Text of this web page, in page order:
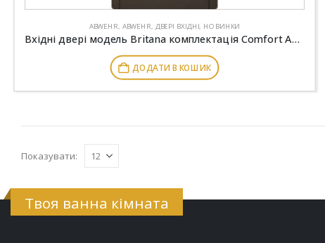
ABWEHR, ABWEHR, ДВЕРІ ВХІДНІ, НОВИНКИ
Вхідні двері модель Britana комплектація Comfort ABWEHR (505)
ДОДАТИ В КОШИК
Показувати:
Твоя ванна кімната